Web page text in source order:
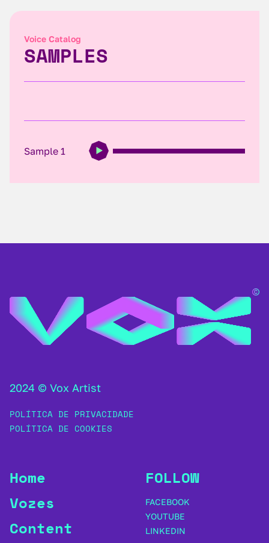
Voice Catalog
SAMPLES
Sample 1
2024 © Vox Artist
POLÍTICA DE PRIVACIDADE
POLÍTICA DE COOKIES
Home
Vozes
Content
FOLLOW
FACEBOOK
YOUTUBE
LINKEDIN